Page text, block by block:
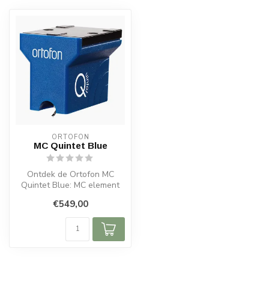
ORTOFON
MC Quintet Blue
Ontdek de Ortofon MC
Quintet Blue: MC element
alumi...
€549,00